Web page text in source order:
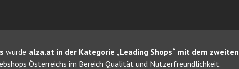
wurde alza.at in der Kategorie „Leading Shops“ mit dem zweiten
Österreichs im Bereich Qualität und Nutzerfreundlichkeit.